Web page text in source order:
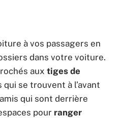
à vos passagers en
dans votre voiture.
aux tiges de
qui se trouvent à l’avant
qui sont derrière
pour ranger